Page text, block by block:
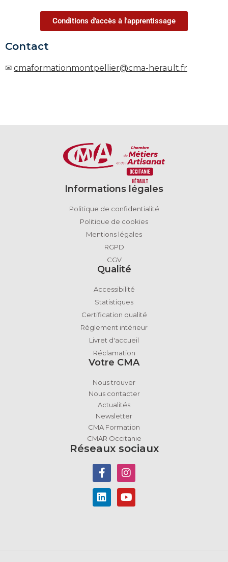
Conditions d'accès à l'apprentissage
Contact
✉ cmaformationmontpellier@cma-herault.fr
Informations légales
Politique de confidentialité
Politique de cookies
Mentions légales
RGPD
CGV
Qualité
Accessibilité
Statistiques
Certification qualité
Règlement intérieur
Livret d'accueil
Réclamation
Votre CMA
Nous trouver
Nous contacter
Actualités
Newsletter
CMA Formation
CMAR Occitanie
Réseaux sociaux